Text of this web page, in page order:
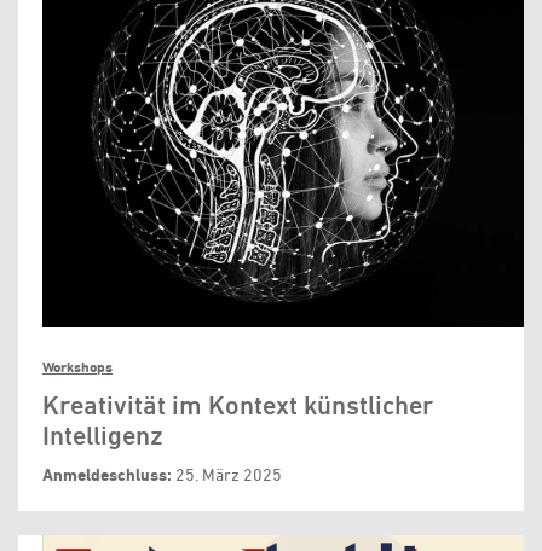
Workshops
Kreativität im Kontext künstlicher
Intelligenz
Anmeldeschluss: 25. März 2025